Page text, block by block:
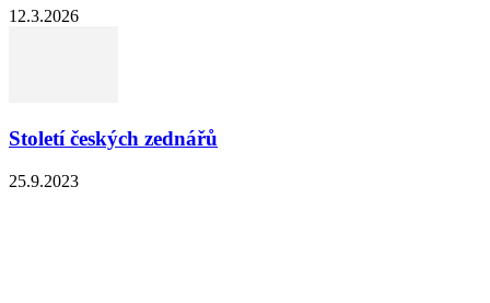
12.3.2026
Století českých zednářů
25.9.2023